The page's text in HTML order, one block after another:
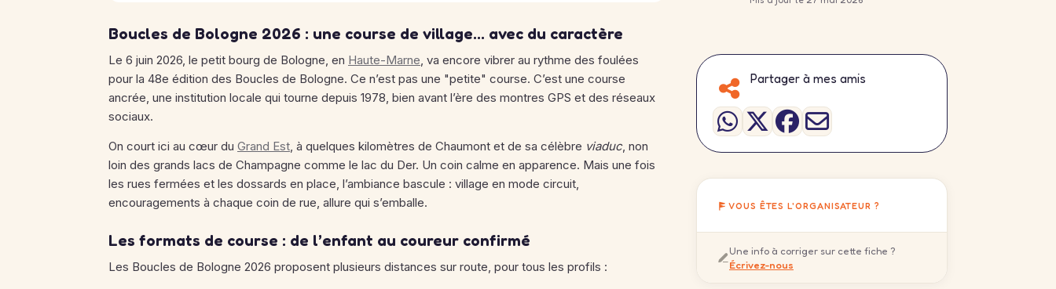
Boucles de Bologne 2026 : une course de village… avec du caractère
Le 6 juin 2026, le petit bourg de Bologne, en Haute-Marne, va encore vibrer au rythme des foulées
pour la 48e édition des Boucles de Bologne. Ce n’est pas une "petite" course. C’est une course
ancrée, une institution locale qui tourne depuis 1978, bien avant l’ère des montres GPS et des réseaux
sociaux.
On court ici au cœur du Grand Est, à quelques kilomètres de Chaumont et de sa célèbre viaduc, non
loin des grands lacs de Champagne comme le lac du Der. Un coin calme en apparence. Mais une fois
les rues fermées et les dossards en place, l’ambiance bascule : village en mode circuit,
encouragements à chaque coin de rue, allure qui s’emballe.
Les formats de course : de l’enfant au coureur confirmé
Les Boucles de Bologne 2026 proposent plusieurs distances sur route, pour tous les profils :
Partager à mes amis
VOUS ÊTES L'ORGANISATEUR ?
Une info à corriger sur cette fiche ?
Écrivez-nous